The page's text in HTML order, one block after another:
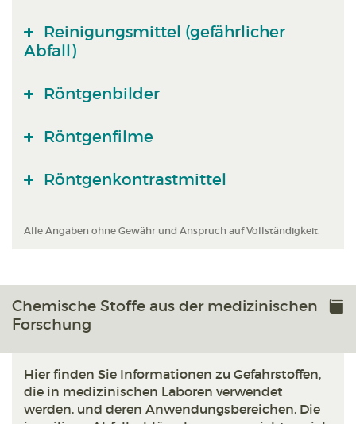
Reinigungsmittel (gefährlicher
Abfall)
Röntgenbilder
Röntgenfilme
Röntgenkontrastmittel
Alle Angaben ohne Gewähr und Anspruch auf Vollständigkeit.
Chemische Stoffe aus der medizinischen
Forschung
Hier finden Sie Informationen zu Gefahrstoffen,
die in medizinischen Laboren verwendet
werden, und deren Anwendungsbereichen. Die